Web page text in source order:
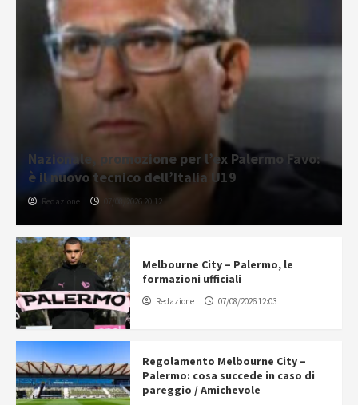
Nazionale, promozione per l’ex Palermo Favo:
è il nuovo tecnico dell’Italia U19
Redazione 07/08/2026 20:12
Melbourne City – Palermo, le
formazioni ufficiali
Redazione 07/08/2026 12:03
Regolamento Melbourne City –
Palermo: cosa succede in caso di
pareggio / Amichevole